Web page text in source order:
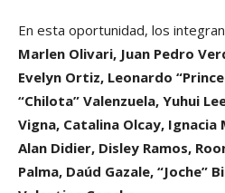
En esta oportunidad, los
Marlen Olivari, Juan Pedro
Evelyn Ortiz, Leonardo
“Chilota” Valenzuela, Yuhui
Vigna, Catalina Olcay, Ignacia
Alan Didier, Disley Ramos,
Palma, Daúd Gazale, “Joche”